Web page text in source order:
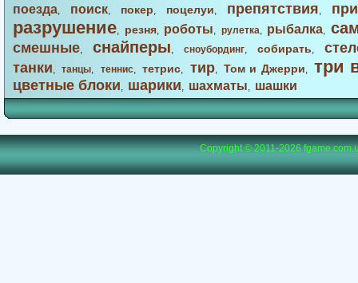
поезда, поиск, покер, поцелуи, препятствия,
разрушение, резня, роботы, рулетка, рыбалка,
смешные, снайперы, сноубординг, собирать,
танки,танцы, теннис,тетрис, тир,Том и Джерри, три
цветные блоки, шарики, шахматы, шашки
Copyright © 2011-2026